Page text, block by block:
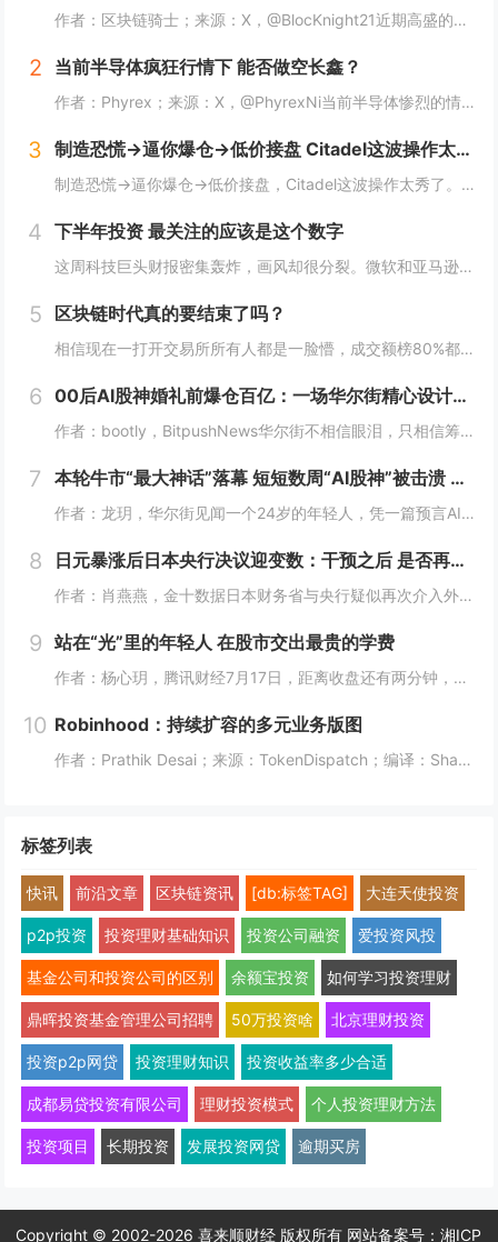
作者：区块链骑士；来源：X，@BlocKnight21近期高盛的一纸清算通知，让Strategy再次被推上了风口浪尖。7月29日到期的挂钩Strategy股票的结构性债券，每1000美元投资仅能收回约217美元，亏损近80%。而问题出在一个...
2 当前半导体疯狂行情下 能否做空长鑫？
作者：Phyrex；来源：X，@PhyrexNi当前半导体惨烈的情况下，我是不是可以做空长鑫？我个人的看法，当前长鑫的估值已经高到我想开始做空了，但上市初期的筹码结构仍然对空头非常不友好。我个人打算先多观察几天，尤其是过了上市前五个无涨跌幅...
3 制造恐慌→逼你爆仓→低价接盘 Citadel这波操作太秀了
制造恐慌→逼你爆仓→低价接盘，Citadel这波操作太秀了。Citadel这波操作，真的秀。“AI股神”Leopold Aschenbrenner的基金Situational Awareness，上半年回报439%，规模一度冲到450亿美元...
4 下半年投资 最关注的应该是这个数字
这周科技巨头财报密集轰炸，画风却很分裂。微软和亚马逊，云业务全线爆发。AWS二季度营收422亿美元，同比增长37%，是18个季度以来最快；Azure更猛，同比增速43%，全财年首次突破1000亿美元。两家股价财报后都是大涨，亚马逊盘后一度涨...
5 区块链时代真的要结束了吗？
相信现在一打开交易所所有人都是一脸懵，成交额榜80%都是美股，前十里就剩个BTC ETH SOL ，涨幅榜直接没了币的身影，清一色美股。这以前可都是山寨币的位置啊! 现在越来越多变成了股票，AI、机器人、航天这些热门股，涨起来一点也不比山...
6 00后AI股神婚礼前爆仓百亿：一场华尔街精心设计的「猎杀」？
作者：bootly，BitpushNews华尔街不相信眼泪，只相信筹码。2026年7月的最后一周，一个00后年轻人用百亿美金的代价，再次验证了这个道理。故事的主角叫Leopold Aschenbrenner。如果你关注AI圈，可能听过这个名...
7 本轮牛市“最大神话”落幕 短短数周“AI股神”被击溃 Citatdel出手收购全部仓位
作者：龙玥，华尔街见闻一个24岁的年轻人，凭一篇预言AI改变世界的长文，在华尔街募到450亿美元，今年上半年爆赚439%。然而，在近期AI板块大跌的这一个月里，他把两年积累的神话，一口气输了个精光。7月30日，华尔街流出一条消息：一家只有8...
8 日元暴涨后日本央行决议迎变数：干预之后 是否再度加息？
作者：肖燕燕，金十数据日本财务省与央行疑似再次介入外汇市场后，周四日元出现逾两年来最大单日涨幅。日本《日经新闻》报道称，日本政府和日本央行可能采取了汇市干预措施，以遏制日元持续疲软的走势。美国财长贝森特表示，“日本可能在（美东时间）周四早些...
9 站在“光”里的年轻人 在股市交出最贵的学费
作者：杨心玥，腾讯财经7月17日，距离收盘还有两分钟，陈娅躲进了公司的厕所。她把隔间门锁上，盯着手机里一片刺眼的绿色。她咬了咬牙，把账户里“财通四子”、通信ETF全部卖掉。当时，这些基金盘中模拟净值跌幅都接近10%。陈娅是近期重仓光模块的年...
10 Robinhood：持续扩容的多元业务版图
作者：Prathik Desai；来源：TokenDispatch；编译：Shaw，喜来顺财经几周前，我将Robinhood称作一站式金融超市，原因是它能够在同一平台满足美国人的各类金融需求。在之前的文章中，我写道：即便Robinhood新...
标签列表
快讯 前沿文章 区块链资讯 [db:标签TAG] 大连天使投资
p2p投资 投资理财基础知识 投资公司融资 爱投资风投
基金公司和投资公司的区别 余额宝投资 如何学习投资理财
鼎晖投资基金管理公司招聘 50万投资啥 北京理财投资
投资p2p网贷 投资理财知识 投资收益率多少合适
成都易贷投资有限公司 理财投资模式 个人投资理财方法
投资项目 长期投资 发展投资网贷 逾期买房
Copyright © 2002-2026 喜来顺财经 版权所有 网站备案号：湘ICP